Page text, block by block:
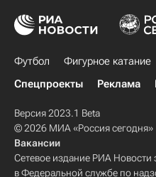
Футбол Фигурное катание
Спецпроекты
Реклама
Версия 2023.1 Beta
© 2026 МИА «Россия сегодня»
Вакансии
Сетевое издание РИА Новости
в Федеральной службе по